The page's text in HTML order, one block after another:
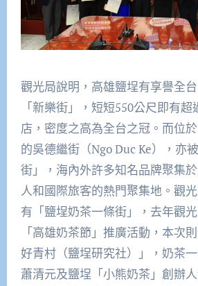
觀光局說明，高雄鹽埕有享譽全
「新樂街」，短短550公尺即有
店，密度之高為全台之冠。而位
的吳德繼街（Ngo Duc Ke），亦
街」，海內外許多知名品牌聚集
人和國際旅客的熱門聚集地。觀
有「鹽埕奶茶一條街」，去年觀
「高雄奶茶節」推廣活動，本次
好青村（鹽埕研究社）」，奶茶
蕭清元及鹽埕「小熊奶茶」創辦